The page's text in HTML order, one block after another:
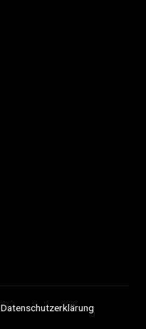
Datenschutzerklärung